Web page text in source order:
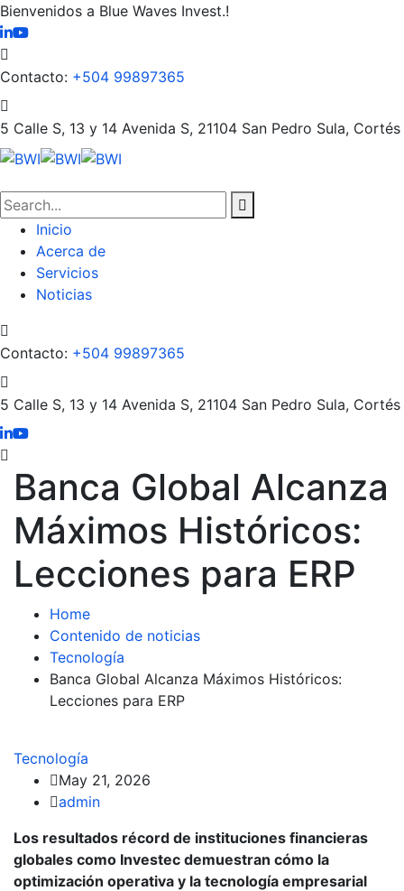
Bienvenidos a Blue Waves Invest.!
Contacto: +504 99897365
5 Calle S, 13 y 14 Avenida S, 21104 San Pedro Sula, Cortés
Inicio
Acerca de
Servicios
Noticias
Contacto: +504 99897365
5 Calle S, 13 y 14 Avenida S, 21104 San Pedro Sula, Cortés
Banca Global Alcanza
Máximos Históricos:
Lecciones para ERP
Home
Contenido de noticias
Tecnología
Banca Global Alcanza Máximos Históricos:
Lecciones para ERP
Tecnología
May 21, 2026
admin
Los resultados récord de instituciones financieras
globales como Investec demuestran cómo la
optimización operativa y la tecnología empresarial